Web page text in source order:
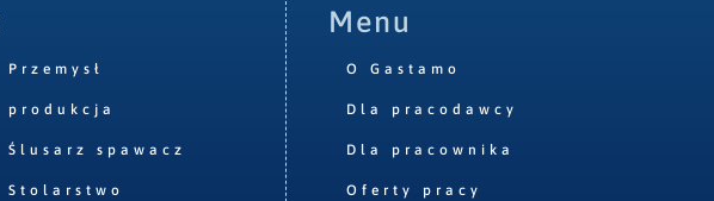
Przemysł
produkcja
Ślusarz spawacz
Stolarstwo
Menu
O Gastamo
Dla pracodawcy
Dla pracownika
Oferty pracy